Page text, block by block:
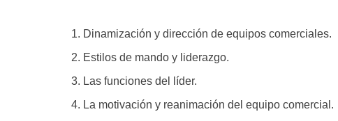
1. Dinamización y dirección de equipos comerciales.
2. Estilos de mando y liderazgo.
3. Las funciones del líder.
4. La motivación y reanimación del equipo comercial.